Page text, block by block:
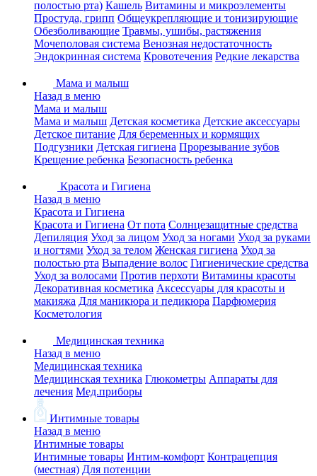
полостью рта) Кашель Витамины и микроэлементы
Простуда, грипп Общеукрепляющие и тонизирующие
Обезболивающие Травмы, ушибы, растяжения
Мочеполовая система Венозная недостаточность
Эндокринная система Кровотечения Редкие лекарства
Мама и малыш
Назад в меню
Мама и малыш
Мама и малыш Детская косметика Детские аксессуары
Детское питание Для беременных и кормящих
Подгузники Детская гигиена Прорезывание зубов
Крещение ребенка Безопасность ребенка
Красота и Гигиена
Назад в меню
Красота и Гигиена
Красота и Гигиена От пота Солнцезащитные средства
Депиляция Уход за лицом Уход за ногами Уход за руками
и ногтями Уход за телом Женская гигиена Уход за
полостью рта Выпадение волос Гигиенические средства
Уход за волосами Против перхоти Витамины красоты
Декоративная косметика Аксессуары для красоты и
макияжа Для маникюра и педикюра Парфюмерия
Косметология
Медицинская техника
Назад в меню
Медицинская техника
Медицинская техника Глюкометры Аппараты для
лечения Мед.приборы
Интимные товары
Назад в меню
Интимные товары
Интимные товары Интим-комфорт Контрацепция
(местная) Для потенции